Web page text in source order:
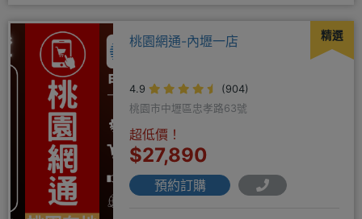
精選
桃園網通-內壢一店
4.9
(904)
桃園市中壢區忠孝路63號
超低價！
$27,890
預約訂購